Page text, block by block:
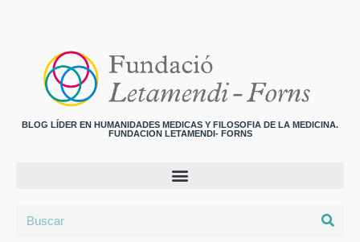
BLOG LÍDER EN HUMANIDADES MEDICAS Y FILOSOFIA DE LA MEDICINA.
FUNDACION LETAMENDI- FORNS